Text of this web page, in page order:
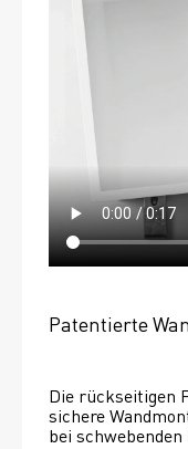
Patentierte
Die rückseitigen
sichere
bei